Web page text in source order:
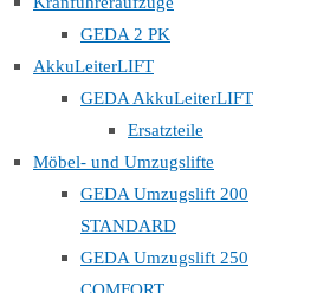
GEDA 2 PK
AkkuLeiterLIFT
GEDA AkkuLeiterLIFT
Ersatzteile
Möbel- und Umzugslifte
GEDA Umzugslift 200
STANDARD
GEDA Umzugslift 250